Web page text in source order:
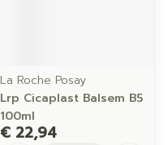
La Roche Posay
Lrp Cicaplast Balsem B5
100ml
€ 22,94